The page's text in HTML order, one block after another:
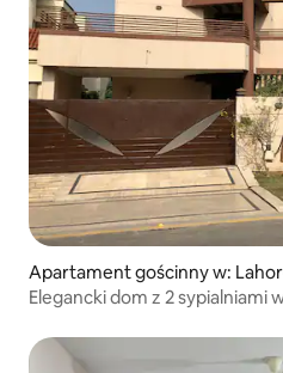
Apartament gościnny w:
Elegancki dom z 2 sypialniami